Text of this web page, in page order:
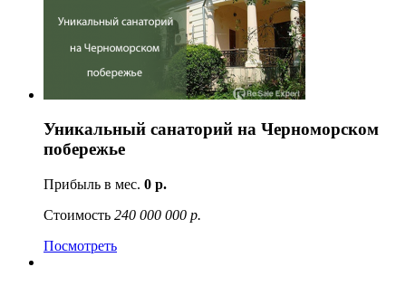
Уникальный санаторий на Черноморском
побережье
Прибыль в мес. 0 р.
Стоимость 240 000 000 р.
Посмотреть